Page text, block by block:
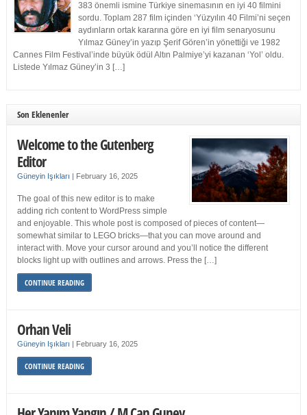
383 önemli ismine Türkiye sinemasının en iyi 40 filmini
sordu. Toplam 287 film içinden ‘Yüzyılın 40 Filmi’ni seçen
aydınların ortak kararına göre en iyi film senaryosunu
Yılmaz Güney’in yazıp Şerif Gören’in yönettiği ve 1982
Cannes Film Festival’inde büyük ödül Altın Palmiye’yi kazanan ‘Yol’ oldu.
Listede Yılmaz Güney’in 3 […]
Son Eklenenler
Welcome to the Gutenberg
Editor
Güneyin Işıkları | February 16, 2025
The goal of this new editor is to make
adding rich content to WordPress simple
and enjoyable. This whole post is composed of pieces of content—
somewhat similar to LEGO bricks—that you can move around and
interact with. Move your cursor around and you’ll notice the different
blocks light up with outlines and arrows. Press the […]
CONTINUE READING
Orhan Veli
Güneyin Işıkları | February 16, 2025
CONTINUE READING